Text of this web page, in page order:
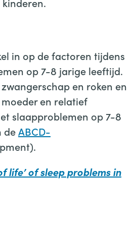
in op de factoren tijdens
op 7-8 jarige leeftijd.
en roken en
en relatief
slaapproblemen op 7-8
deABCD-
life’ of sleep problems in